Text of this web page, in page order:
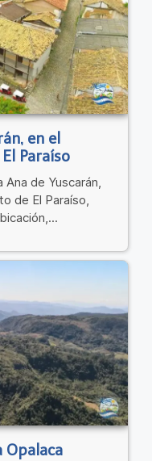
en el
Paraíso
Ana de Yuscarán,
de El Paraíso,
Opalaca